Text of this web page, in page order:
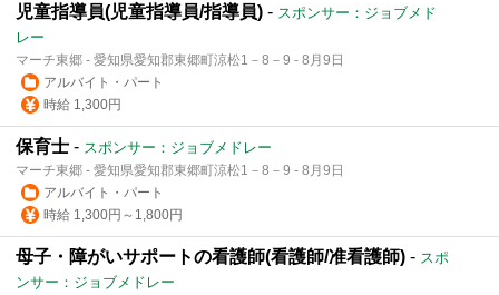
児童指導員(児童指導員/指導員) - スポンサー：ジョブメド
レー
マーチ東郷 - 愛知県愛知郡東郷町涼松1－8－9 - 8月9日
アルバイト・パート
時給 1,300円
保育士 - スポンサー：ジョブメドレー
マーチ東郷 - 愛知県愛知郡東郷町涼松1－8－9 - 8月9日
アルバイト・パート
時給 1,300円～1,800円
母子・障がいサポートの看護師(看護師/准看護師) - スポ
ンサー：ジョブメドレー